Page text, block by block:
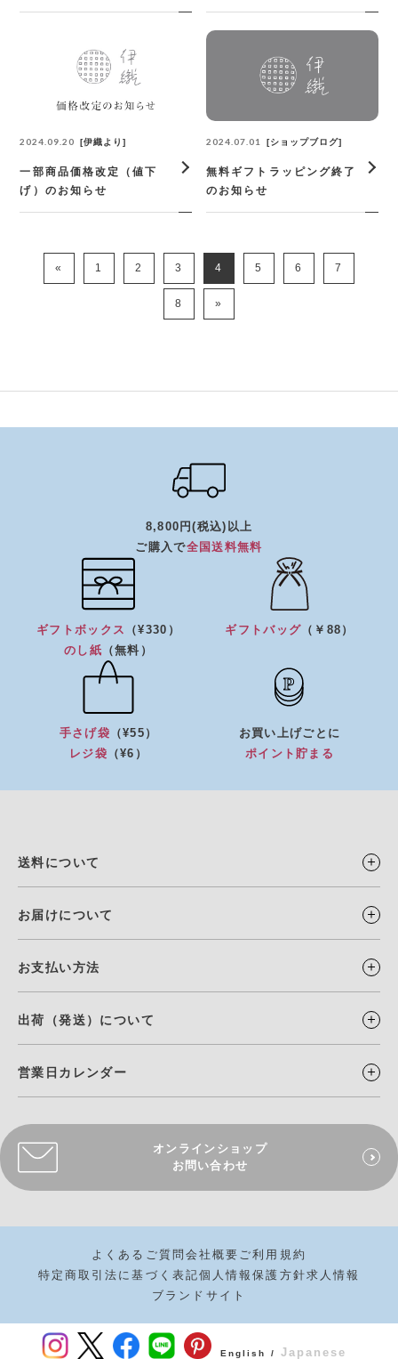
2024.09.20 伊織より
一部商品価格改定（値下
げ）のお知らせ
2024.07.01 ショップブログ
無料ギフトラッピング終了
のお知らせ
« 1 2 3 4 5 6 7
8 »
8,800円(税込)以上
ご購入で全国送料無料
ギフトボックス
（¥330）
のし紙 （無料）
ギフトバッグ （￥88）
手さげ袋 （¥55）
レジ袋 （¥6）
お買い上げごとに
ポイント貯まる
送料について
お届けについて
お支払い方法
出荷（発送）について
営業日カレンダー
オンラインショップ
お問い合わせ
よくあるご質問 会社概要 ご利用規約
特定商取引法に基づく表記個人情報保護方針求人情報
ブランドサイト
English / Japanese